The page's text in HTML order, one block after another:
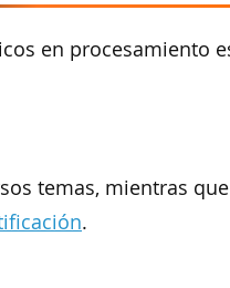
en procesamiento
temas, mientras
.